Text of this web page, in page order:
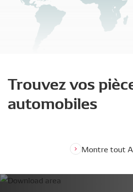
Trouvez vos
automobiles
Montre tout